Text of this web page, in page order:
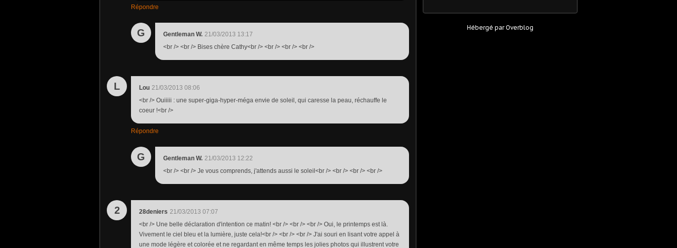
Répondre
G Gentleman W. 21/03/2013 13:17
<br /> <br /> Bises chère Cathy<br /> <br /> <br /> <br />
L Lou 21/03/2013 08:06
<br /> Ouiiiii : une super-giga-hyper-méga envie de soleil, qui caresse la peau, réchauffe le
coeur !<br />
Répondre
G Gentleman W. 21/03/2013 12:22
<br /> <br /> Je vous comprends, j'attends aussi le soleil<br /> <br /> <br /> <br />
2 28deniers 21/03/2013 07:07
<br /> Une belle déclaration d'intention ce matin! <br /> <br /> <br /> Oui, le printemps est là.
Vivement le ciel bleu et la lumière, juste cela!<br /> <br /> <br /> J'ai souri en lisant votre appel à
une mode légère et colorée et ne regardant en même temps les jolies photos qui illustrent votre
Hébergé parOverblog